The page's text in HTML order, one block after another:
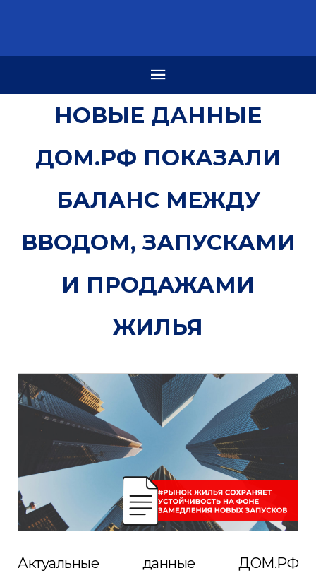
НОВЫЕ ДАННЫЕ
ДОМ.РФ ПОКАЗАЛИ
БАЛАНС МЕЖДУ
ВВОДОМ, ЗАПУСКАМИ
И ПРОДАЖАМИ
ЖИЛЬЯ
Актуальные данные ДОМ.РФ